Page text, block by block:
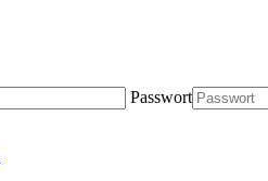
Passwort